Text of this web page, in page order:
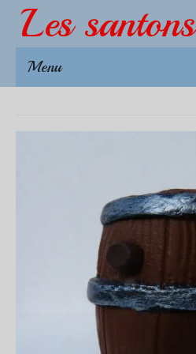
Les
Menu
Accessoires 4-5 cm
Accessoires 7 cm
Santons 7 cm
Animaux
Accessoires